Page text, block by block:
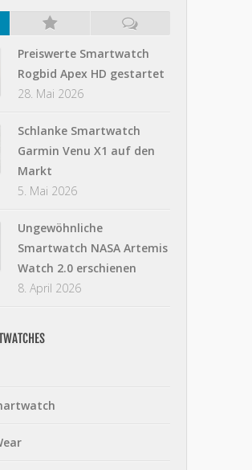
Preiswerte Smartwatch
Rogbid Apex HD gestartet
28. Mai 2026
Schlanke Smartwatch
Garmin Venu X1 auf den
Markt
5. Mai 2026
Ungewöhnliche
Smartwatch NASA Artemis
Watch 2.0 erschienen
8. April 2026